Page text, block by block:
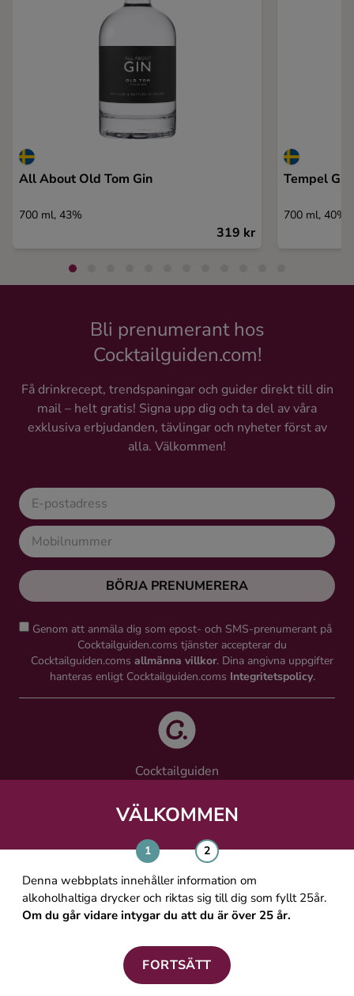
VÄLKOMMEN
Denna webbplats innehåller information om
alkoholhaltiga drycker och riktas sig till dig som fyllt 25år.
Om du går vidare intygar du att du är över 25 år.
FORTSÄTT
All About Old Tom Gin
700 ml, 43%
319 kr
Tempel
700 ml, 40%
Bli prenumerant hos
Cocktailguiden.com!
Få drinkrecept, trendspaningar och guider direkt till din
mail – helt gratis! Signa upp dig och ta del av våra
exklusiva erbjudanden, tävlingar och nyheter först av
alla. Välkommen!
BÖRJA PRENUMERERA
Genom att anmäla dig som epost- och SMS-prenumerant på
Cocktailguiden.coms tjänster accepterar du
Cocktailguiden.coms allmänna villkor. Dina angivna uppgifter
hanteras enligt Cocktailguiden.coms Integritetspolicy.
Cocktailguiden
Västra Järnvägsgatan 21, 111 64 Stockholm
ALLMÄNNA VILLKOR
PERSONUPPGIFTSPOLICY